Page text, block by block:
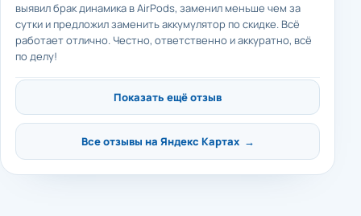
выявил брак динамика в AirPods, заменил меньше чем за
сутки и предложил заменить аккумулятор по скидке. Всё
работает отлично. Честно, ответственно и аккуратно, всё
по делу!
Показать ещё отзыв
Все отзывы на Яндекс Картах →